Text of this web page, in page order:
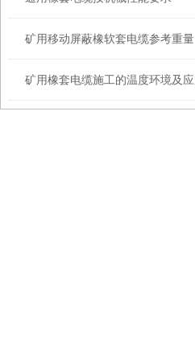
矿用移动屏蔽橡软套电缆参考重量